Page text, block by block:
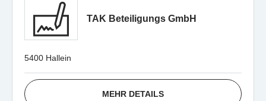
TAK Beteiligungs GmbH
5400 Hallein
MEHR DETAILS